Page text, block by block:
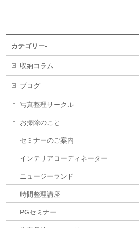
カテゴリー-
収納コラム
ブログ
写真整理サークル
お掃除のこと
セミナーのご案内
インテリアコーディネーター
ニュージーランド
時間整理講座
PGセミナー